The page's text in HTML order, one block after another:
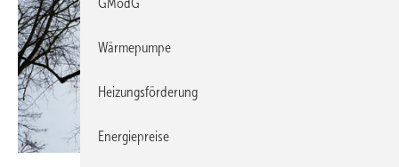
GModG
Wärmepumpe
Heizungsförderung
Energiepreise